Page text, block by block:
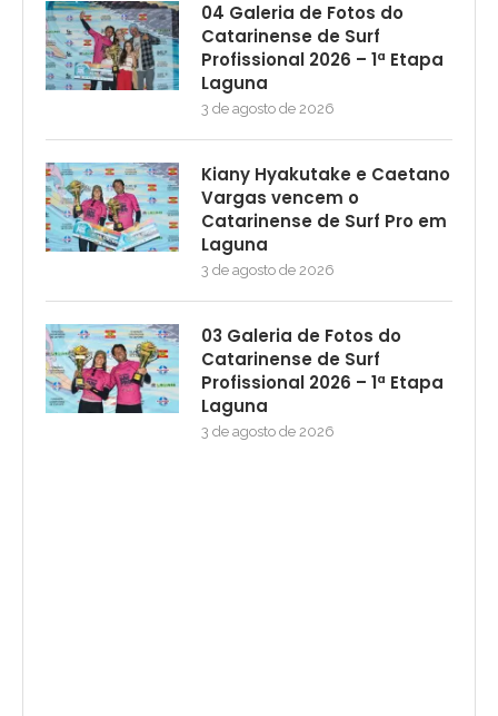
04 Galeria de Fotos do
Catarinense de Surf
Profissional 2026 – 1ª Etapa
Laguna
3 de agosto de 2026
Kiany Hyakutake e Caetano
Vargas vencem o
Catarinense de Surf Pro em
Laguna
3 de agosto de 2026
03 Galeria de Fotos do
Catarinense de Surf
Profissional 2026 – 1ª Etapa
Laguna
3 de agosto de 2026